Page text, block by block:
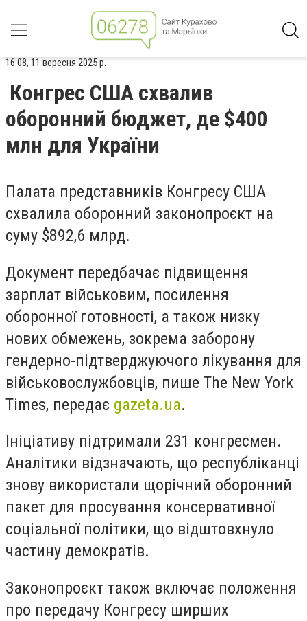
16:08, 11 вересня 2025 р.
Конгрес США схвалив
оборонний бюджет, де $400
млн для України
Палата представників Конгресу США
схвалила оборонний законопроєкт на
суму $892,6 млрд.
Документ передбачає підвищення
зарплат військовим, посилення
оборонної готовності, а також низку
нових обмежень, зокрема заборону
гендерно-підтверджуючого лікування для
військовослужбовців, пише The New York
Times, передає gazeta.ua.
Ініціативу підтримали 231 конгресмен.
Аналітики відзначають, що республіканці
знову використали щорічний оборонний
пакет для просування консервативної
соціальної політики, що відштовхнуло
частину демократів.
Законопроєкт також включає положення
про передачу Конгресу ширших